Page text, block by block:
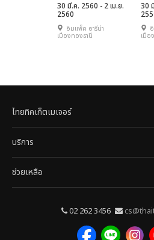
30 มี.ค. 2560 - 2 เม.ย.
2560
อิมแพ็ค อารีน่า
เมืองทองธานี
30
เมือ
ไทยทิคเก็ตเมเจอร์
บริการ
ช่วยเหลือ
02 262 3456